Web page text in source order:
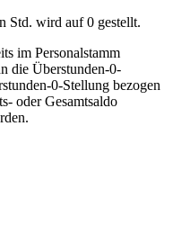
Std. wird auf 0 gestellt.
im Personalstamm
die Überstunden-0-
0-Stellung bezogen
oder Gesamtsaldo